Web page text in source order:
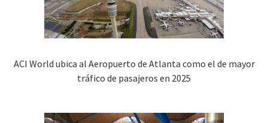
ACI World ubica al Aeropuerto de Atlanta como el de mayor
tráfico de pasajeros en 2025